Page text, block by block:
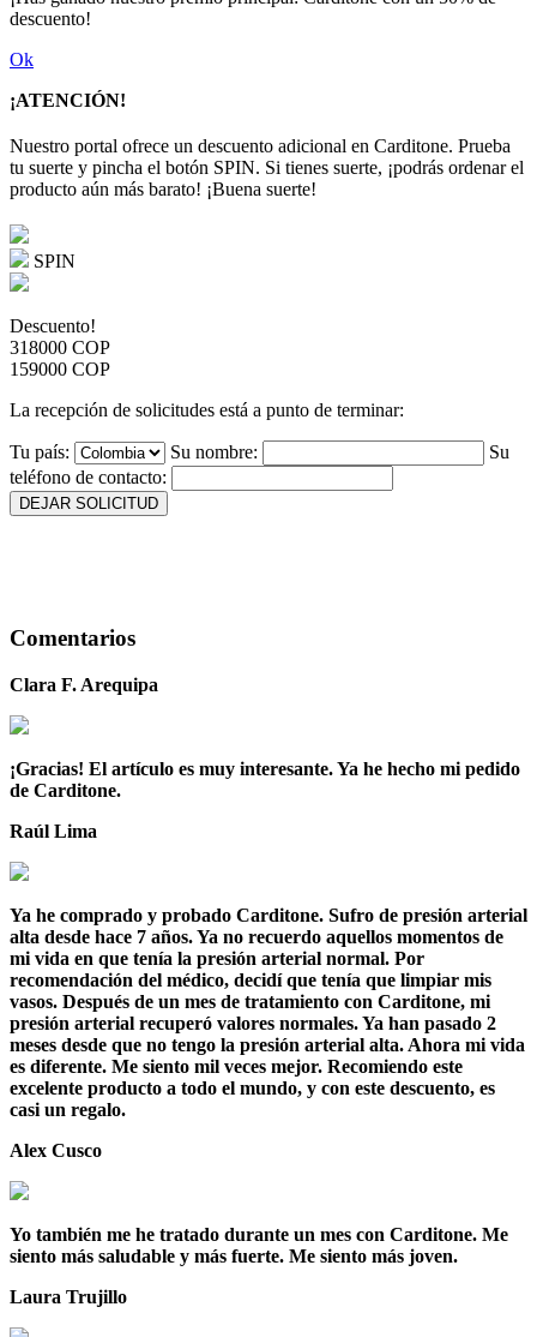
descuento!
Ok
¡ATENCIÓN!
Nuestro portal ofrece un descuento adicional en Carditone. Prueba
tu suerte y pincha el botón SPIN. Si tienes suerte, ¡podrás ordenar el
producto aún más barato! ¡Buena suerte!
SPIN
Descuento!
318000 COP
159000 COP
La recepción de solicitudes está a punto de terminar:
Tu país: Su nombre:
Su
teléfono de contacto:
DEJAR SOLICITUD
Comentarios
Clara F. Arequipa
¡Gracias! El artículo es muy interesante. Ya he hecho mi pedido
de Carditone.
Raúl Lima
Ya he comprado y probado Carditone. Sufro de presión arterial
alta desde hace 7 años. Ya no recuerdo aquellos momentos de
mi vida en que tenía la presión arterial normal. Por
recomendación del médico, decidí que tenía que limpiar mis
vasos. Después de un mes de tratamiento con Carditone, mi
presión arterial recuperó valores normales. Ya han pasado 2
meses desde que no tengo la presión arterial alta. Ahora mi vida
es diferente. Me siento mil veces mejor. Recomiendo este
excelente producto a todo el mundo, y con este descuento, es
casi un regalo.
Alex Cusco
Yo también me he tratado durante un mes con Carditone. Me
siento más saludable y más fuerte. Me siento más joven.
Laura Trujillo